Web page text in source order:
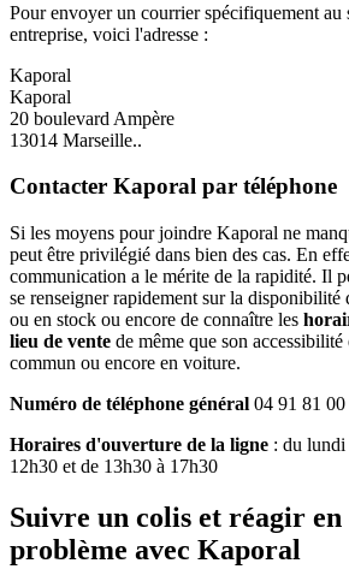
Pour envoyer un courrier spécifiquement au
entreprise, voici l'adresse :
Kaporal
Kaporal
20 boulevard Ampère
13014 Marseille..
Contacter Kaporal par téléphone
Si les moyens pour joindre Kaporal ne
peut être privilégié dans bien des cas. En
communication a le mérite de la rapidité. Il
se renseigner rapidement sur la disponibilité
ou en stock ou encore de connaître les
lieu de vente de même que son accessibilité
commun ou encore en voiture.
Numéro de téléphone général 04 91 81 00
Horaires d'ouverture de la ligne : du lundi
12h30 et de 13h30 à 17h30
Suivre un colis et réagir en
problème avec Kaporal